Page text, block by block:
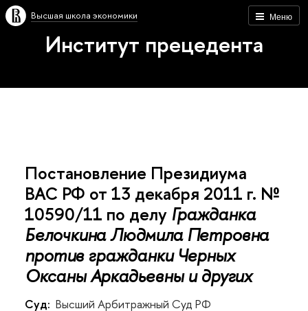
Меню
Высшая школа экономики
Институт прецедента
Постановление Президиума
ВАС РФ от 13 декабря 2011 г. №
10590/11 по делу Гражданка
Белочкина Людмила Петровна
против гражданки Черных
Оксаны Аркадьевны и других
Суд: Высший Арбитражный Суд РФ